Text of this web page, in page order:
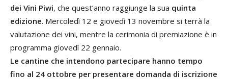
dei Vini Piwi, che quest’anno raggiunge la sua quinta
edizione. Mercoledì 12 e giovedì 13 novembre si terrà la
valutazione dei vini, mentre la cerimonia di premiazione è in
programma giovedì 22 gennaio.
Le cantine che intendono partecipare hanno tempo
fino al 24 ottobre per presentare domanda di iscrizione